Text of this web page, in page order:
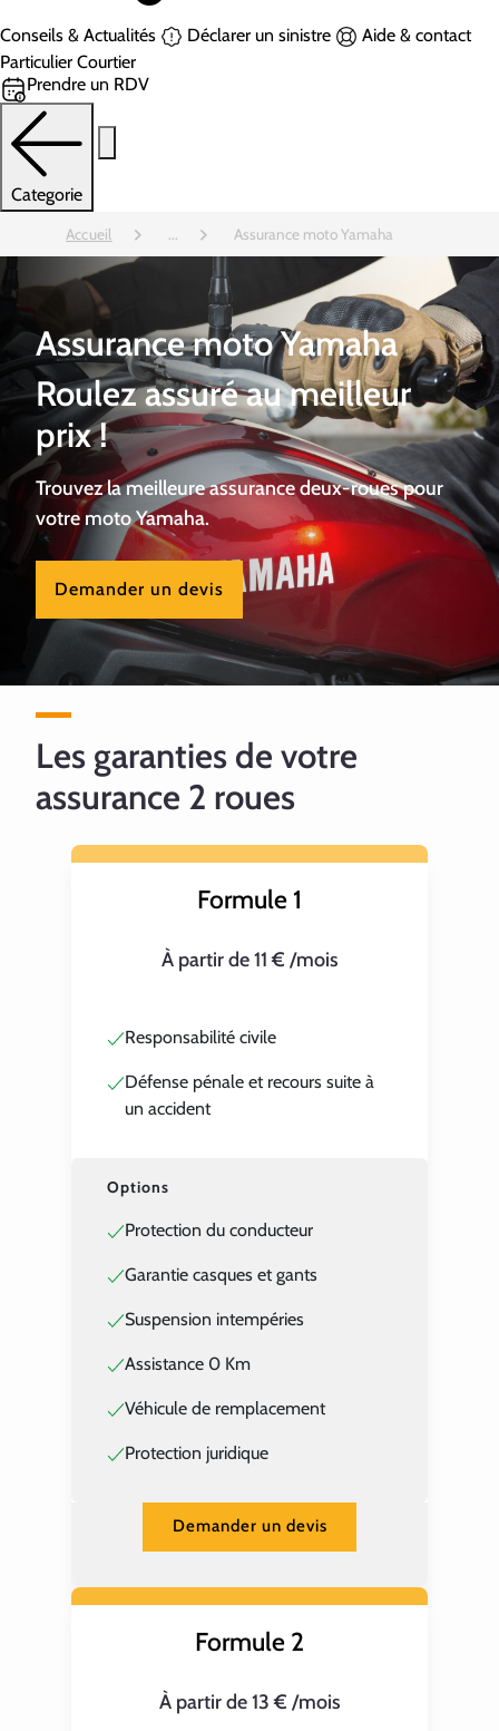
Conseils & Actualités Déclarer un sinistre
Aide & contact
Particulier Courtier
Prendre un RDV
Categorie
Accueil ... Assurance moto Yamaha
Assurance moto Yamaha
Roulez assuré au meilleur
prix !
Trouvez la meilleure assurance deux-roues pour
votre moto Yamaha.
Demander un devis
Les garanties de votre
assurance 2 roues
Formule 1
À partir de 11 € /mois
Responsabilité civile
Défense pénale et recours suite à
un accident
Options
Protection du conducteur
Garantie casques et gants
Suspension intempéries
Assistance 0 Km
Véhicule de remplacement
Protection juridique
Demander un devis
Formule 2
À partir de 13 € /mois